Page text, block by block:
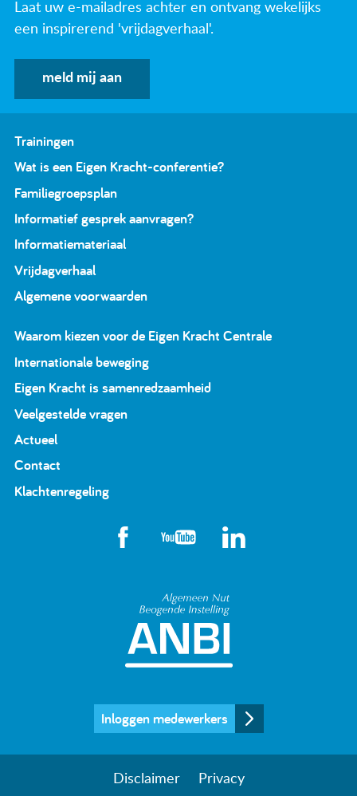
Laat uw e-mailadres achter en ontvang wekelijks
een inspirerend 'vrijdagverhaal'.
meld mij aan
Trainingen
Wat is een Eigen Kracht-conferentie?
Familiegroepsplan
Informatief gesprek aanvragen?
Informatiemateriaal
Vrijdagverhaal
Algemene voorwaarden
Waarom kiezen voor de Eigen Kracht Centrale
Internationale beweging
Eigen Kracht is samenredzaamheid
Veelgestelde vragen
Actueel
Contact
Klachtenregeling
Inloggen medewerkers
Disclaimer Privacy